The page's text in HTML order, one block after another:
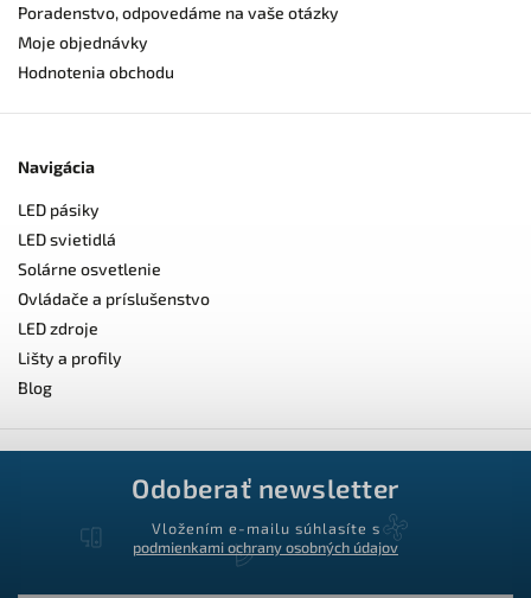
Poradenstvo, odpovedáme na vaše otázky
Moje objednávky
Hodnotenia obchodu
Navigácia
LED pásiky
LED svietidlá
Solárne osvetlenie
Ovládače a príslušenstvo
LED zdroje
Lišty a profily
Blog
Odoberať newsletter
Vložením e-mailu súhlasíte s
podmienkami ochrany osobných údajov